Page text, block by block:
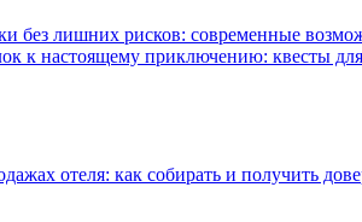
без лишних рисков: современные
к настоящему приключению: квесты
отеля: как собирать и получить